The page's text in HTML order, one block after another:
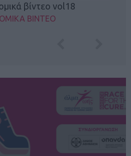
βίντεο vol18
ΒΙΝΤΕΟ